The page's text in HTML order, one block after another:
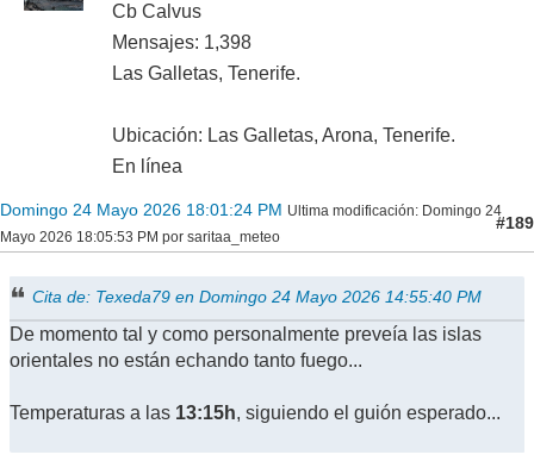
Cb Calvus
Mensajes: 1,398
Las Galletas, Tenerife.
Ubicación: Las Galletas, Arona, Tenerife.
En línea
Domingo 24 Mayo 2026 18:01:24 PM Ultima modificación: Domingo 24
Mayo 2026 18:05:53 PM por saritaa_meteo
#189
Cita de: Texeda79 en Domingo 24 Mayo 2026 14:55:40 PM
De momento tal y como personalmente preveía las islas
orientales no están echando tanto fuego...
Temperaturas a las 13:15h, siguiendo el guión esperado...